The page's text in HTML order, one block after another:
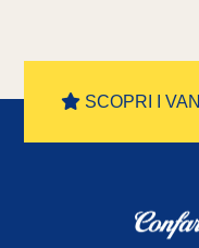
SCOPRI I